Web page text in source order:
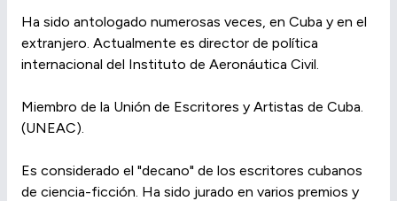
Ha sido antologado numerosas veces, en Cuba y en el
extranjero. Actualmente es director de política
internacional del Instituto de Aeronáutica Civil.
Miembro de la Unión de Escritores y Artistas de Cuba.
(UNEAC).
Es considerado el "decano" de los escritores cubanos
de ciencia-ficción. Ha sido jurado en varios premios y